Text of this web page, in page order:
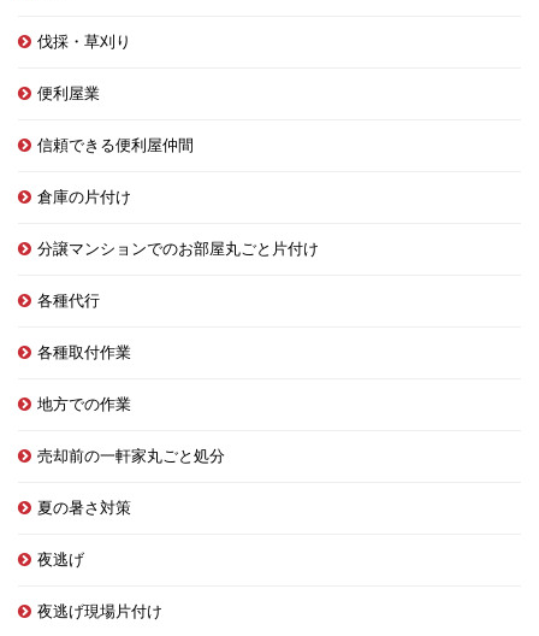
伐採・草刈り
便利屋業
信頼できる便利屋仲間
倉庫の片付け
分譲マンションでのお部屋丸ごと片付け
各種代行
各種取付作業
地方での作業
売却前の一軒家丸ごと処分
夏の暑さ対策
夜逃げ
夜逃げ現場片付け